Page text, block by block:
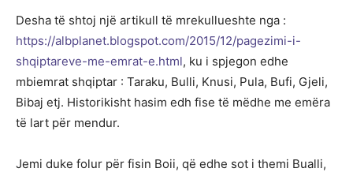
Desha të shtoj një artikull të mrekullueshte nga :
https://albplanet.blogspot.com/2015/12/pagezimi-i-
shqiptareve-me-emrat-e.html, ku i spjegon edhe
mbiemrat shqiptar : Taraku, Bulli, Knusi, Pula, Bufi, Gjeli,
Bibaj etj. Historikisht hasim edh fise të mëdhe me emëra
të lart për mendur.
Jemi duke folur për fisin Boii, që edhe sot i themi Bualli,